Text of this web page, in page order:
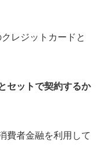
レジットカードと
セットで契約するか
費者金融を利用して